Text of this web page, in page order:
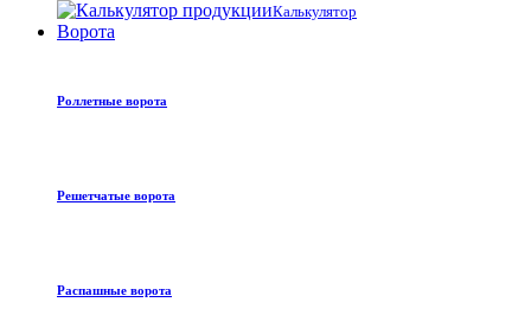
Калькулятор
Ворота
Роллетные ворота
Решетчатые ворота
Распашные ворота